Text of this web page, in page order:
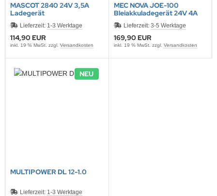
MASCOT 2840 24V 3,5A
Ladegerät
Lieferzeit: 1-3 Werktage
114,90 EUR
inkl. 19 % MwSt. zzgl. Versandkosten
MEC NOVA JOE-100
Bleiakkuladegerät 24V 4A
wasserdicht
Lieferzeit: 3-5 Werktage
169,90 EUR
inkl. 19 % MwSt. zzgl. Versandkosten
NEU
MULTIPOWER DL 12-1.0
Lieferzeit: 1-3 Werktage